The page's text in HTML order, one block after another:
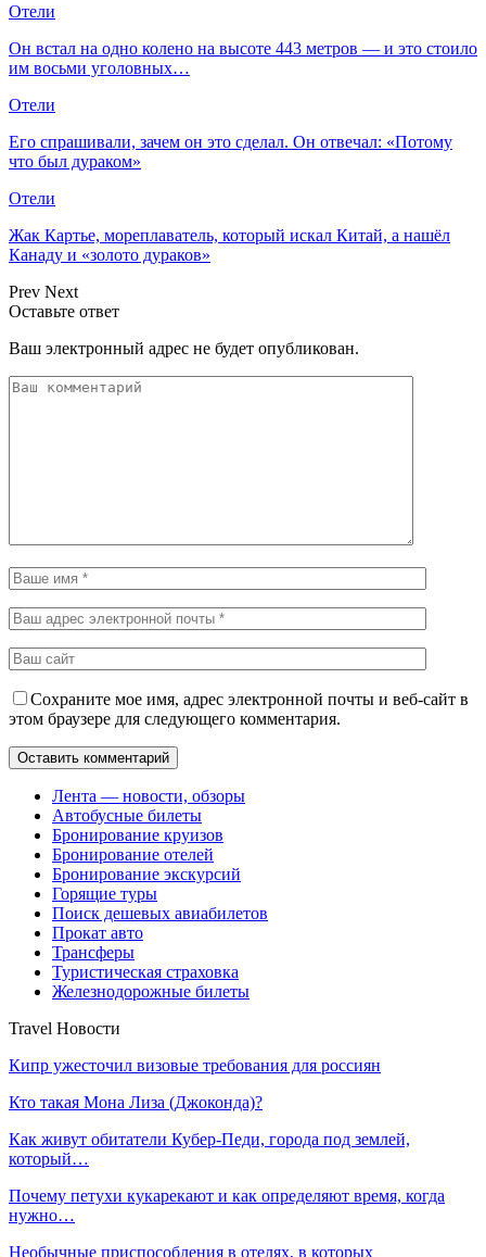
Отели
Он встал на одно колено на высоте 443 метров — и это стоило
им восьми уголовных…
Отели
Его спрашивали, зачем он это сделал. Он отвечал: «Потому
что был дураком»
Отели
Жак Картье, мореплаватель, который искал Китай, а нашёл
Канаду и «золото дураков»
Prev Next
Оставьте ответ
Ваш электронный адрес не будет опубликован.
Сохраните мое имя, адрес электронной почты и веб-сайт в
этом браузере для следующего комментария.
Лента — новости, обзоры
Автобусные билеты
Бронирование круизов
Бронирование отелей
Бронирование экскурсий
Горящие туры
Поиск дешевых авиабилетов
Прокат авто
Трансферы
Туристическая страховка
Железнодорожные билеты
Travel Новости
Кипр ужесточил визовые требования для россиян
Кто такая Мона Лиза (Джоконда)?
Как живут обитатели Кубер-Педи, города под землей,
который…
Почему петухи кукарекают и как определяют время, когда
нужно…
Необычные приспособления в отелях, в которых